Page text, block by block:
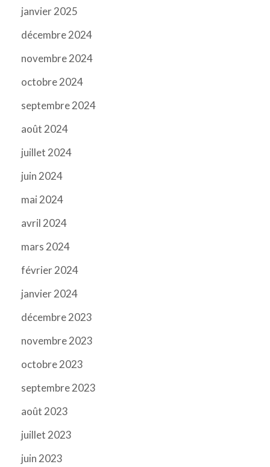
janvier 2025
décembre 2024
novembre 2024
octobre 2024
septembre 2024
août 2024
juillet 2024
juin 2024
mai 2024
avril 2024
mars 2024
février 2024
janvier 2024
décembre 2023
novembre 2023
octobre 2023
septembre 2023
août 2023
juillet 2023
juin 2023